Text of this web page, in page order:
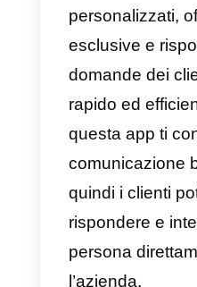
Marketing ,
conoscere
arrivo e
affrontarlo
strategia.
innovativo
altro che